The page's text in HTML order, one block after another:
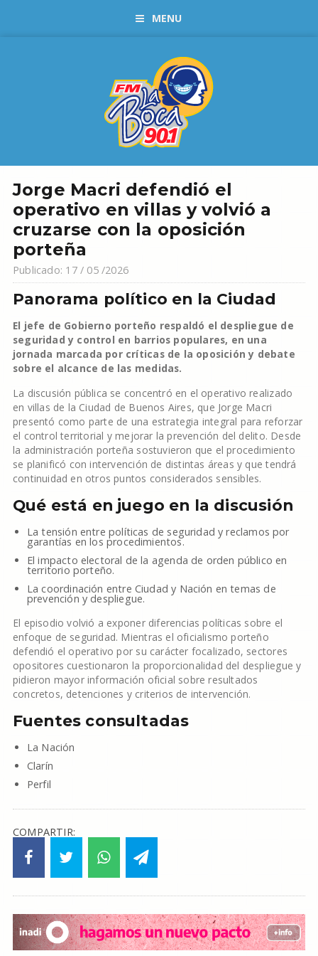
MENU
Jorge Macri defendió el
operativo en villas y volvió a
cruzarse con la oposición
porteña
Publicado: 17 / 05 /2026
Panorama político en la Ciudad
El jefe de Gobierno porteño respaldó el despliegue de
seguridad y control en barrios populares, en una
jornada marcada por críticas de la oposición y debate
sobre el alcance de las medidas.
La discusión pública se concentró en el operativo realizado
en villas de la Ciudad de Buenos Aires, que Jorge Macri
presentó como parte de una estrategia integral para reforzar
el control territorial y mejorar la prevención del delito. Desde
la administración porteña sostuvieron que el procedimiento
se planificó con intervención de distintas áreas y que tendrá
continuidad en otros puntos considerados sensibles.
Qué está en juego en la discusión
La tensión entre políticas de seguridad y reclamos por
garantías en los procedimientos.
El impacto electoral de la agenda de orden público en
territorio porteño.
La coordinación entre Ciudad y Nación en temas de
prevención y despliegue.
El episodio volvió a exponer diferencias políticas sobre el
enfoque de seguridad. Mientras el oficialismo porteño
defendió el operativo por su carácter focalizado, sectores
opositores cuestionaron la proporcionalidad del despliegue y
pidieron mayor información oficial sobre resultados
concretos, detenciones y criterios de intervención.
Fuentes consultadas
La Nación
Clarín
Perfil
COMPARTIR: